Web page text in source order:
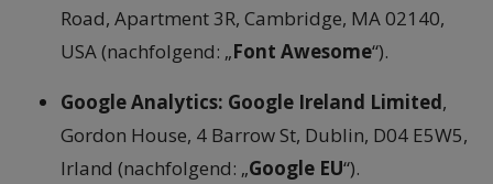
Road, Apartment 3R, Cambridge, MA 02140,
USA (nachfolgend: „Font Awesome“).
Google Analytics: Google Ireland Limited,
Gordon House, 4 Barrow St, Dublin, D04 E5W5,
Irland (nachfolgend: „Google EU“).